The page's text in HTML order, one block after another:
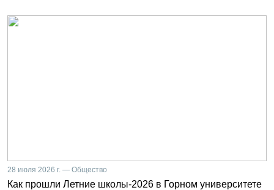
28 июля 2026 г. — Общество
Как прошли Летние школы-2026 в Горном университете